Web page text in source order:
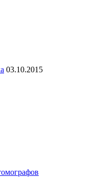
03.10.2015